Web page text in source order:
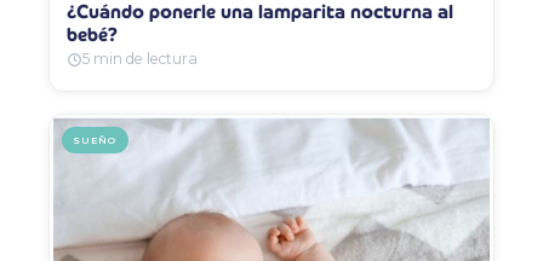
¿Cuándo ponerle una lamparita nocturna al
bebé?
5 min de lectura
SUEÑO